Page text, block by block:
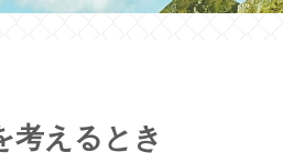
考えるとき